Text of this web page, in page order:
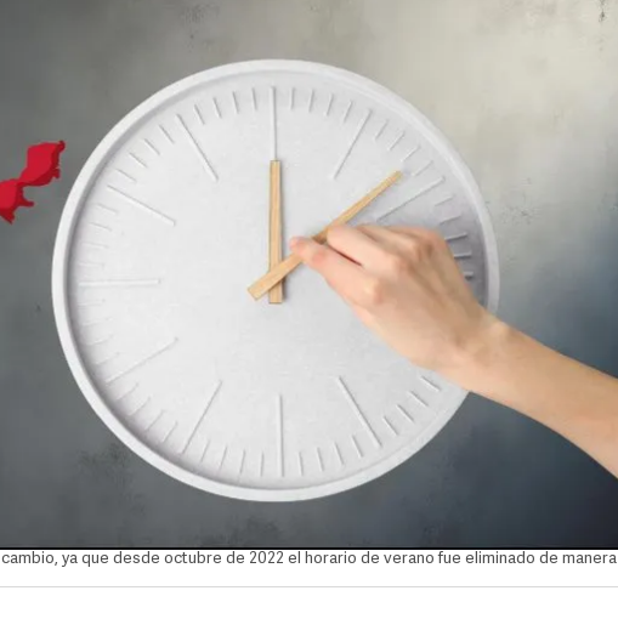
ya que desde octubre de 2022 el horario de verano fue eliminado de manera